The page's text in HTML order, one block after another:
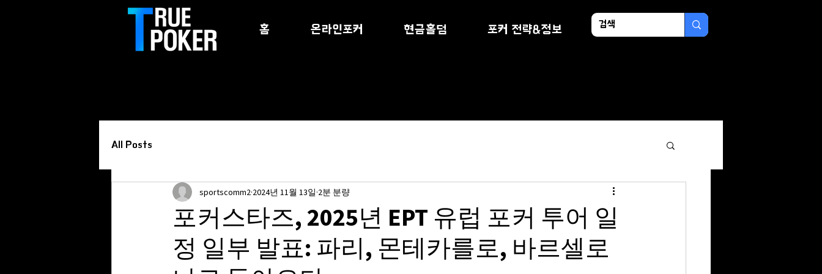
홈 온라인포커 현금홀덤 포커 전략&정보
All Posts
포커스타즈, 2025년 EPT 유럽 포커 투어 일
정 일부 발표: 파리, 몬테카를로, 바르셀로
sportscomm2 2024년 11월 13일 2분 분량